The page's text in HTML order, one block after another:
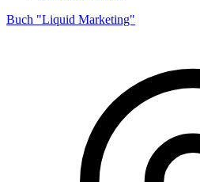
Buch "Liquid Marketing"